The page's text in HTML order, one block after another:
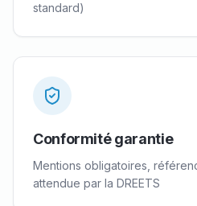
standard)
Conformité garantie
Mentions obligatoires,
attendue par la DREETS